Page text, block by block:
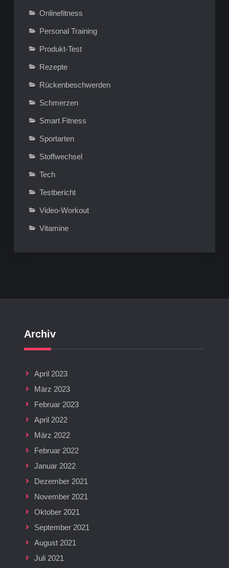
Onlinefitness
Personal Training
Produkt-Test
Rezepte
Rückenbeschwerden
Schmerzen
Smart Fitness
Sportarten
Stoffwechsel
Tech
Testbericht
Video-Workout
Vitamine
Archiv
April 2023
März 2023
Februar 2023
April 2022
März 2022
Februar 2022
Januar 2022
Dezember 2021
November 2021
Oktober 2021
September 2021
August 2021
Juli 2021